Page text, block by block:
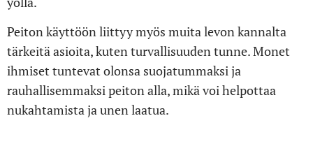
Peiton käyttöön liittyy myös muita levon kannalta
tärkeitä asioita, kuten turvallisuuden tunne. Monet
ihmiset tuntevat olonsa suojatummaksi ja
rauhallisemmaksi peiton alla, mikä voi helpottaa
nukahtamista ja unen laatua.